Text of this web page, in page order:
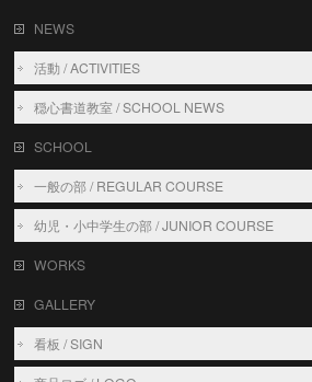
NEWS
活動 / ACTIVITIES
穏心書道教室 / SCHOOL NEWS
SCHOOL
一般の部 / REGULAR COURSE
幼児・小中学生の部 / JUNIOR COURSE
WORKS
GALLERY
看板 / SIGN